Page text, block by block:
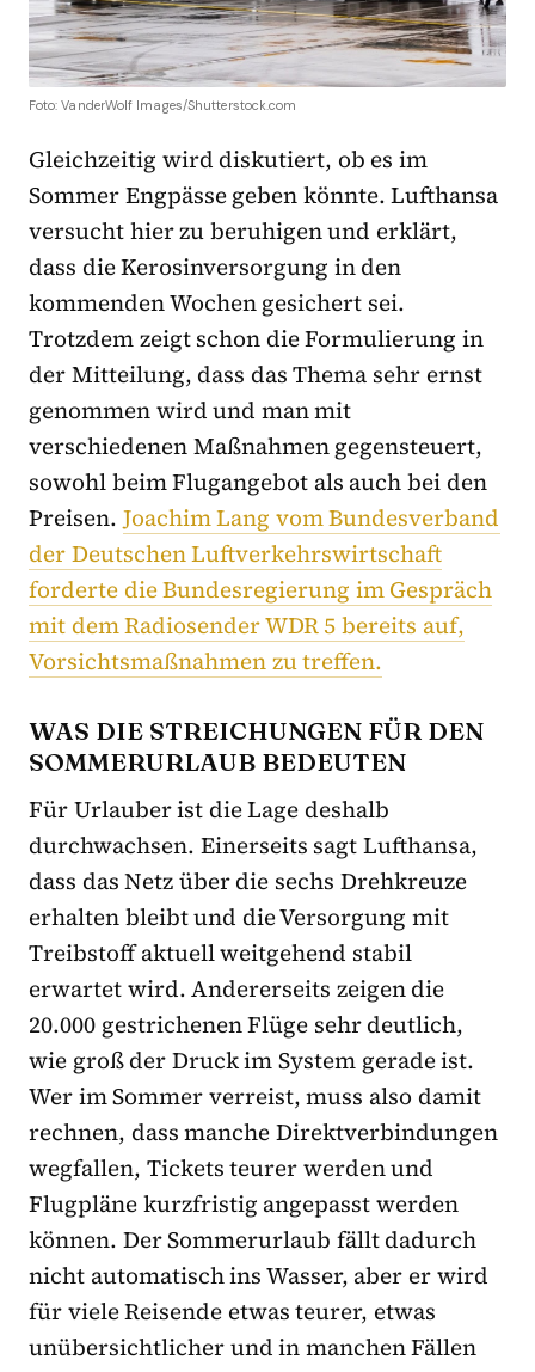
Foto: VanderWolf Images/Shutterstock.com
Gleichzeitig wird diskutiert, ob es im
Sommer Engpässe geben könnte. Lufthansa
versucht hier zu beruhigen und erklärt,
dass die Kerosinversorgung in den
kommenden Wochen gesichert sei.
Trotzdem zeigt schon die Formulierung in
der Mitteilung, dass das Thema sehr ernst
genommen wird und man mit
verschiedenen Maßnahmen gegensteuert,
sowohl beim Flugangebot als auch bei den
Preisen. Joachim Lang vom Bundesverband
der Deutschen Luftverkehrswirtschaft
forderte die Bundesregierung im Gespräch
mit dem Radiosender WDR 5 bereits auf,
Vorsichtsmaßnahmen zu treffen.
WAS DIE STREICHUNGEN FÜR DEN
SOMMERURLAUB BEDEUTEN
Für Urlauber ist die Lage deshalb
durchwachsen. Einerseits sagt Lufthansa,
dass das Netz über die sechs Drehkreuze
erhalten bleibt und die Versorgung mit
Treibstoff aktuell weitgehend stabil
erwartet wird. Andererseits zeigen die
20.000 gestrichenen Flüge sehr deutlich,
wie groß der Druck im System gerade ist.
Wer im Sommer verreist, muss also damit
rechnen, dass manche Direktverbindungen
wegfallen, Tickets teurer werden und
Flugpläne kurzfristig angepasst werden
können. Der Sommerurlaub fällt dadurch
nicht automatisch ins Wasser, aber er wird
für viele Reisende etwas teurer, etwas
unübersichtlicher und in manchen Fällen